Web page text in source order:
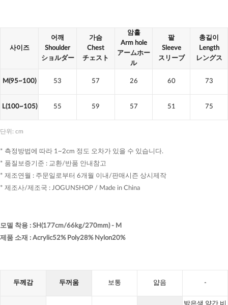
사이즈
어깨
Shoulder
ショルダー
가슴
Chest
チェスト
암홀
Arm hole
アームホー
ル
팔
Sleeve
スリーブ
총길이
Length
レングス
M(95~100) 53 57 26 60 73
L(100~105) 55 59 57 51 75
단위: cm
* 측정방법에 따라 1~2cm 정도 오차가 있을 수 있습니다.
* 품질보증기준 : 교환/반품 안내참고
* 제조연월 : 주문일로부터 6개월 이내/판매시즌 상시제작
* 제조사/제조국 : JOGUNSHOP / Made in China
모델 착용 : SH(177cm/66kg/270mm) - M
제품 소재 : Acrylic52% Poly28% Nylon20%
두께감 두꺼움 보통 얇음 -